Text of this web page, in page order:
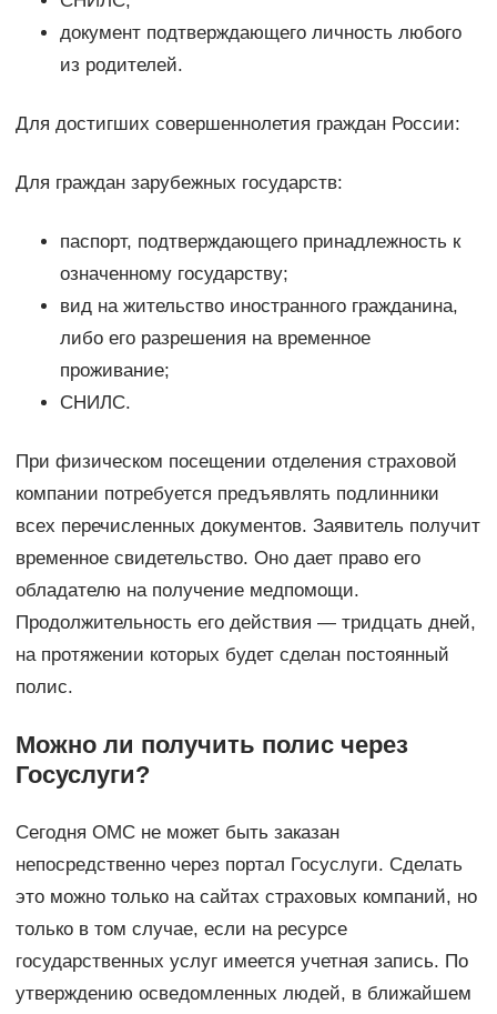
документ подтверждающего личность любого
из родителей.
Для достигших совершеннолетия граждан России:
Для граждан зарубежных государств:
паспорт, подтверждающего принадлежность к
означенному государству;
вид на жительство иностранного гражданина,
либо его разрешения на временное
проживание;
СНИЛС.
При физическом посещении отделения страховой
компании потребуется предъявлять подлинники
всех перечисленных документов. Заявитель получит
временное свидетельство. Оно дает право его
обладателю на получение медпомощи.
Продолжительность его действия — тридцать дней,
на протяжении которых будет сделан постоянный
полис.
Можно ли получить полис через
Госуслуги?
Сегодня ОМС не может быть заказан
непосредственно через портал Госуслуги. Сделать
это можно только на сайтах страховых компаний, но
только в том случае, если на ресурсе
государственных услуг имеется учетная запись. По
утверждению осведомленных людей, в ближайшем